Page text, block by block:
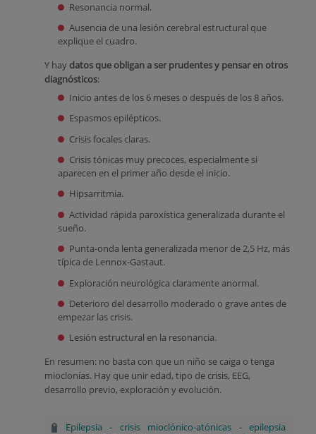
Resonancia normal.
Ausencia de una lesión cerebral estructural que
explique el cuadro.
Y hay datos que obligan a ser prudentes y pensar en otros
diagnósticos:
Inicio antes de los 6 meses o después de los 8 años.
Espasmos epilépticos.
Crisis focales claras.
Crisis tónicas muy precoces, especialmente si
aparecen en el primer año desde el inicio.
Hipsarritmia.
Actividad rápida paroxística generalizada durante el
sueño.
Punta-onda lenta generalizada menor de 2,5 Hz, más
típica de Lennox-Gastaut.
Exploración neurológica claramente anormal.
Deterioro del desarrollo moderado o grave antes de
empezar las crisis.
Lesión estructural en la resonancia.
En resumen: no basta con que un niño se caiga o tenga
mioclonías. Hay que unir edad, tipo de crisis, EEG,
desarrollo previo, exploración y evolución.
Epilepsia - crisis mioclónico-atónicas -epilepsia